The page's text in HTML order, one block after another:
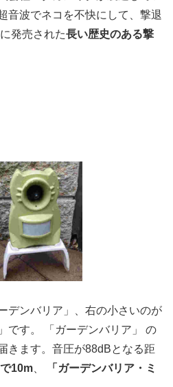
音波でネコを不快にして、撃退
発売された長い歴史のある撃
デンバリア」、右の小さいのが
です。 「ガーデンバリア」 の
きます。音圧が88dBとなる距
10m
「ガーデンバリア・ミ